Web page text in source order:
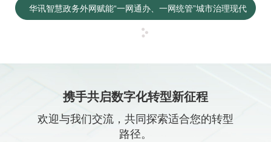
华讯智慧政务外网赋能“一网通办、一网统管”城市治理现代
携手共启数字化转型新征程
欢迎与我们交流，共同探索适合您的转型
路径。